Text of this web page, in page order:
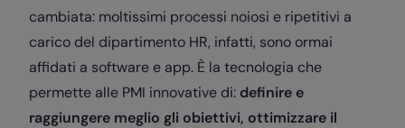
cambiata: moltissimi processi noiosi e ripetitivi a
carico del dipartimento HR, infatti, sono ormai
affidati a software e app. È la tecnologia che
permette alle PMI innovative di: definire e
raggiungere meglio gli obiettivi, ottimizzare il